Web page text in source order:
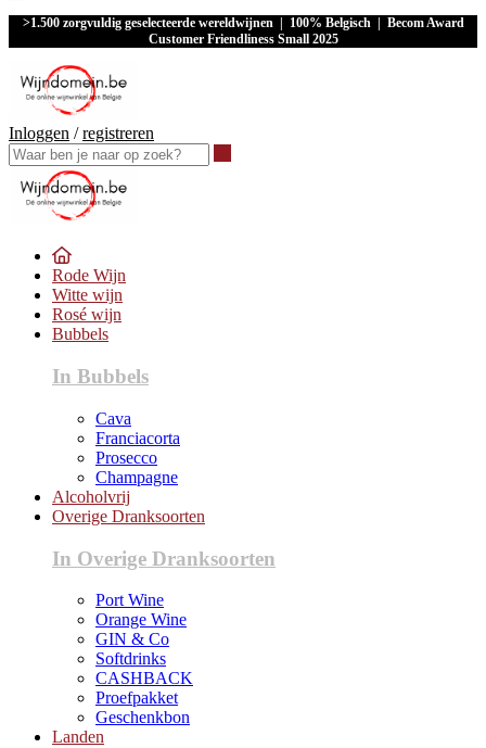
>1.500 zorgvuldig geselecteerde wereldwijnen | 100% Belgisch | Becom Award
Customer Friendliness Small 2025
Inloggen /registreren
Rode Wijn
Witte wijn
Rosé wijn
Bubbels
In Bubbels
Cava
Franciacorta
Prosecco
Champagne
Alcoholvrij
Overige Dranksoorten
In Overige Dranksoorten
Port Wine
Orange Wine
GIN & Co
Softdrinks
CASHBACK
Proefpakket
Geschenkbon
Landen